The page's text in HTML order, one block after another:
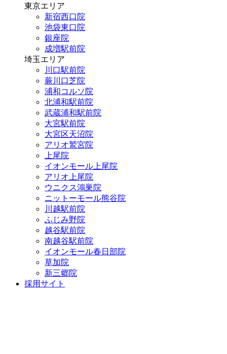
東京エリア
新宿西口院
池袋東口院
銀座院
成増駅前院
埼玉エリア
川口駅前院
蕨川口芝院
浦和コルソ院
北浦和駅前院
武蔵浦和駅前院
大宮駅前院
大宮区天沼院
アリオ鷲宮院
上尾院
イオンモール上尾院
アリオ上尾院
ウニクス鴻巣院
ニットーモール熊谷院
川越駅前院
ふじみ野院
越谷駅前院
南越谷駅前院
イオンモール春日部院
草加院
新三郷院
採用サイト